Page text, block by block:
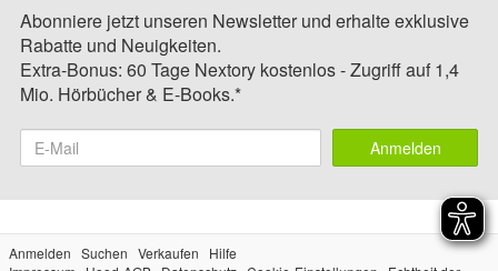
Abonniere jetzt unseren Newsletter und erhalte exklusive
Rabatte und Neuigkeiten.
Extra-Bonus: 60 Tage Nextory kostenlos - Zugriff auf 1,4
Mio. Hörbücher & E-Books.*
Anmelden
Anmelden Suchen Verkaufen
Hilfe